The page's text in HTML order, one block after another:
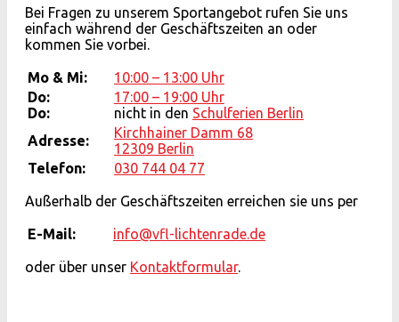
Bei Fragen zu unserem Sportangebot rufen Sie uns
einfach während der Geschäftszeiten an oder
kommen Sie vorbei.
Mo & Mi:
10:00 – 13:00 Uhr
Do:
Do:
17:00 – 19:00 Uhr
nicht in den Schulferien Berlin
Adresse:
Kirchhainer Damm 68
12309 Berlin
Telefon:
030 744 04 77
Außerhalb der Geschäftszeiten erreichen sie uns per
E-Mail: info@vfl-lichtenrade.de
oder über unser Kontaktformular.